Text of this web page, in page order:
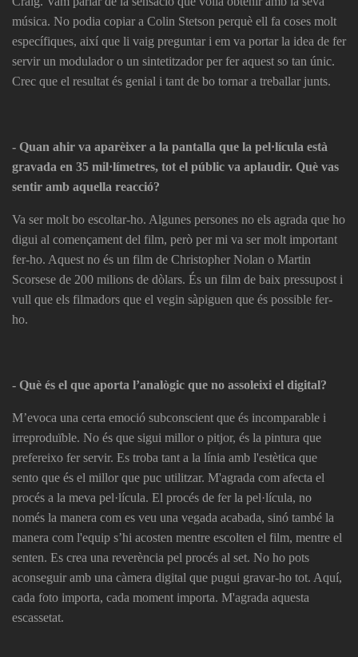
música. No podia copiar a Colin Stetson perquè ell fa coses molt
específiques, així que li vaig preguntar i em va portar la idea de fer
servir un modulador o un sintetitzador per fer aquest so tan únic.
Crec que el resultat és genial i tant de bo tornar a treballar junts.
- Quan ahir va aparèixer a la pantalla que la pel·lícula està
gravada en 35 mil·límetres, tot el públic va aplaudir. Què vas
sentir amb aquella reacció?
Va ser molt bo escoltar-ho. Algunes persones no els agrada que ho
digui al començament del film, però per mi va ser molt important
fer-ho. Aquest no és un film de Christopher Nolan o Martin
Scorsese de 200 milions de dòlars. És un film de baix pressupost i
vull que els filmadors que el vegin sàpiguen que és possible fer-
ho.
- Què és el que aporta l’analògic que no assoleixi el digital?
M’evoca una certa emoció subconscient que és incomparable i
irreproduïble. No és que sigui millor o pitjor, és la pintura que
prefereixo fer servir. Es troba tant a la línia amb l'estètica que
sento que és el millor que puc utilitzar. M'agrada com afecta el
procés a la meva pel·lícula. El procés de fer la pel·lícula, no
només la manera com es veu una vegada acabada, sinó també la
manera com l'equip s’hi acosten mentre escolten el film, mentre el
senten. Es crea una reverència pel procés al set. No ho pots
aconseguir amb una càmera digital que pugui gravar-ho tot. Aquí,
cada foto importa, cada moment importa. M'agrada aquesta
escassetat.